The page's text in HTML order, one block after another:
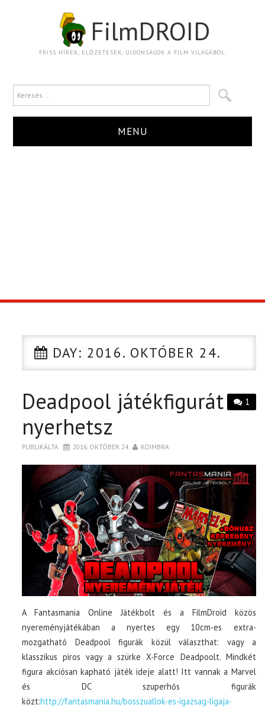
FilmDROID
FRISS HÍREK, ELŐZETESEK, ÚJDONSÁGOK A FILM VILÁGÁBÓL.
MENU
CIKK
PÓLÓ RENDELÉS
DAY: 2016. OKTÓBER 24.
1
Deadpool játékfigurát
nyerhetsz
PUBLIKÁLTA 2016. OKTÓBER 24. KOIMBRA
A Fantasmania Online Játékbolt és a FilmDroid közös
nyereményjátékában a nyertes egy 10cm-es extra-
mozgatható Deadpool figurák közül választhat: vagy a
klasszikus piros vagy a szürke X-Force Deadpoolt. Mindkét
figura akciósan kapható játék ideje alatt! Itt vannak a Marvel
és DC szuperhős figurák
közt:http://fantasmania.hu/bosszuallok-es-igazsag-ligaja-